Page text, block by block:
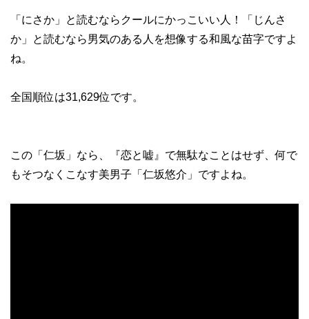
「にさか」と読むならクールにかっこいい人！「じんさ
か」と読むなら男気のある人を想像する和風な苗字ですよ
ね。
全国順位は31,629位です。
この「仁坂」なら、『恋と嘘』で無駄なことはせず、何で
もそつなくこなす美男子「仁坂悠介」ですよね。